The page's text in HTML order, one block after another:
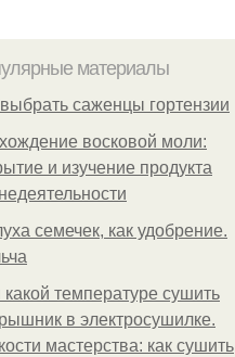
материалы
выбрать саженцы гортензии
восковой моли:
и изучение продукта
семечек, как удобрение.
какой температуре сушить
в электросушилке.
мастерства: как сушить